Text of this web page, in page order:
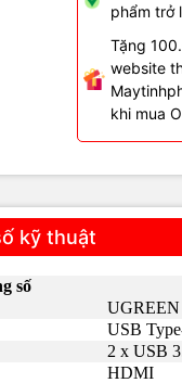
phẩm trở
Tặng
website
khi mua
kỹ thuật
số
UGREEN
USB
2 x USB
HDMI